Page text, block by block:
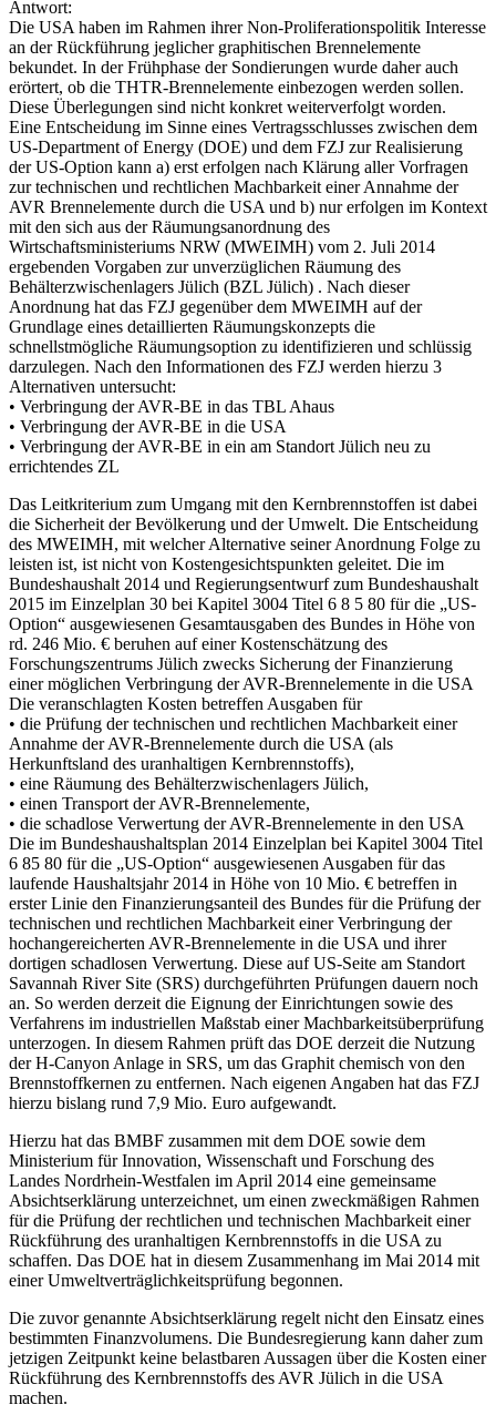
Antwort:
Die USA haben im Rahmen ihrer Non-Proliferationspolitik Interesse
an der Rückführung jeglicher graphitischen Brennelemente
bekundet. In der Frühphase der Sondierungen wurde daher auch
erörtert, ob die THTR-Brennelemente einbezogen werden sollen.
Diese Überlegungen sind nicht konkret weiterverfolgt worden.
Eine Entscheidung im Sinne eines Vertragsschlusses zwischen dem
US-Department of Energy (DOE) und dem FZJ zur Realisierung
der US-Option kann a) erst erfolgen nach Klärung aller Vorfragen
zur technischen und rechtlichen Machbarkeit einer Annahme der
AVR Brennelemente durch die USA und b) nur erfolgen im Kontext
mit den sich aus der Räumungsanordnung des
Wirtschaftsministeriums NRW (MWEIMH) vom 2. Juli 2014
ergebenden Vorgaben zur unverzüglichen Räumung des
Behälterzwischenlagers Jülich (BZL Jülich) . Nach dieser
Anordnung hat das FZJ gegenüber dem MWEIMH auf der
Grundlage eines detaillierten Räumungskonzepts die
schnellstmögliche Räumungsoption zu identifizieren und schlüssig
darzulegen. Nach den Informationen des FZJ werden hierzu 3
Alternativen untersucht:
• Verbringung der AVR-BE in das TBL Ahaus
• Verbringung der AVR-BE in die USA
• Verbringung der AVR-BE in ein am Standort Jülich neu zu
errichtendes ZL
Das Leitkriterium zum Umgang mit den Kernbrennstoffen ist dabei
die Sicherheit der Bevölkerung und der Umwelt. Die Entscheidung
des MWEIMH, mit welcher Alternative seiner Anordnung Folge zu
leisten ist, ist nicht von Kostengesichtspunkten geleitet. Die im
Bundeshaushalt 2014 und Regierungsentwurf zum Bundeshaushalt
2015 im Einzelplan 30 bei Kapitel 3004 Titel 6 8 5 80 für die „US-
Option“ ausgewiesenen Gesamtausgaben des Bundes in Höhe von
rd. 246 Mio. € beruhen auf einer Kostenschätzung des
Forschungszentrums Jülich zwecks Sicherung der Finanzierung
einer möglichen Verbringung der AVR-Brennelemente in die USA
Die veranschlagten Kosten betreffen Ausgaben für
• die Prüfung der technischen und rechtlichen Machbarkeit einer
Annahme der AVR-Brennelemente durch die USA (als
Herkunftsland des uranhaltigen Kernbrennstoffs),
• eine Räumung des Behälterzwischenlagers Jülich,
• einen Transport der AVR-Brennelemente,
• die schadlose Verwertung der AVR-Brennelemente in den USA
Die im Bundeshaushaltsplan 2014 Einzelplan bei Kapitel 3004 Titel
6 85 80 für die „US-Option“ ausgewiesenen Ausgaben für das
laufende Haushaltsjahr 2014 in Höhe von 10 Mio. € betreffen in
erster Linie den Finanzierungsanteil des Bundes für die Prüfung der
technischen und rechtlichen Machbarkeit einer Verbringung der
hochangereicherten AVR-Brennelemente in die USA und ihrer
dortigen schadlosen Verwertung. Diese auf US-Seite am Standort
Savannah River Site (SRS) durchgeführten Prüfungen dauern noch
an. So werden derzeit die Eignung der Einrichtungen sowie des
Verfahrens im industriellen Maßstab einer Machbarkeitsüberprüfung
unterzogen. In diesem Rahmen prüft das DOE derzeit die Nutzung
der H-Canyon Anlage in SRS, um das Graphit chemisch von den
Brennstoffkernen zu entfernen. Nach eigenen Angaben hat das FZJ
hierzu bislang rund 7,9 Mio. Euro aufgewandt.
Hierzu hat das BMBF zusammen mit dem DOE sowie dem
Ministerium für Innovation, Wissenschaft und Forschung des
Landes Nordrhein-Westfalen im April 2014 eine gemeinsame
Absichtserklärung unterzeichnet, um einen zweckmäßigen Rahmen
für die Prüfung der rechtlichen und technischen Machbarkeit einer
Rückführung des uranhaltigen Kernbrennstoffs in die USA zu
schaffen. Das DOE hat in diesem Zusammenhang im Mai 2014 mit
einer Umweltverträglichkeitsprüfung begonnen.
Die zuvor genannte Absichtserklärung regelt nicht den Einsatz eines
bestimmten Finanzvolumens. Die Bundesregierung kann daher zum
jetzigen Zeitpunkt keine belastbaren Aussagen über die Kosten einer
Rückführung des Kernbrennstoffs des AVR Jülich in die USA
machen.